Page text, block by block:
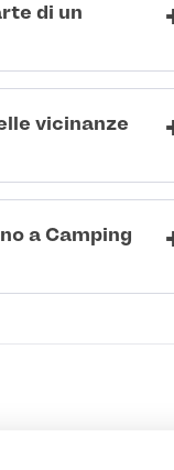
di un
vicinanze
a Camping